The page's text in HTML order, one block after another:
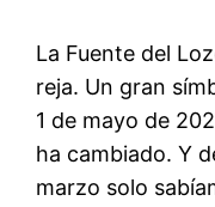
La Fuente del
reja. Un gran
1 de mayo de
ha cambiado. Y
marzo solo